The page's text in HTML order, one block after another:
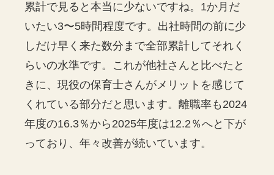
累計で見ると本当に少ないですね。1か月だ
いたい3〜5時間程度です。出社時間の前に少
しだけ早く来た数分まで全部累計してそれく
らいの水準です。これが他社さんと比べたと
きに、現役の保育士さんがメリットを感じて
くれている部分だと思います。離職率も2024
年度の16.3％から2025年度は12.2％へと下が
っており、年々改善が続いています。